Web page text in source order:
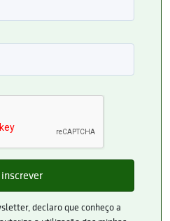
declaro que conheço a